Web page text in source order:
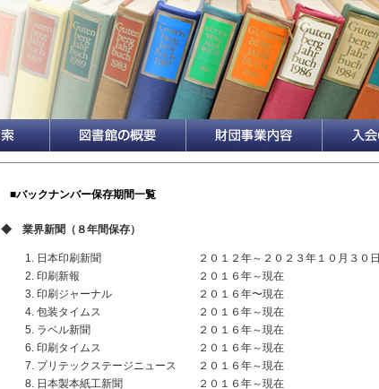
■バックナンバー保存期間一覧
◆ 業界新聞（８年間保存）
日本印刷新聞 ２０１２年～２０２３年１０月３０日
印刷新報 ２０１６年～現在
印刷ジャーナル ２０１６年〜現在
包装タイムス ２０１６年～現在
ラベル新聞 ２０１６年～現在
印刷タイムス ２０１６年～現在
プリテックステージニュース ２０１６年～現在
日本製本紙工新聞 ２０１６年～現在